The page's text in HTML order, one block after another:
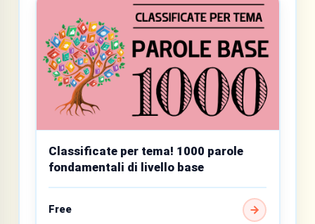
Classificate per tema! 1000 parole
fondamentali di livello base
Free